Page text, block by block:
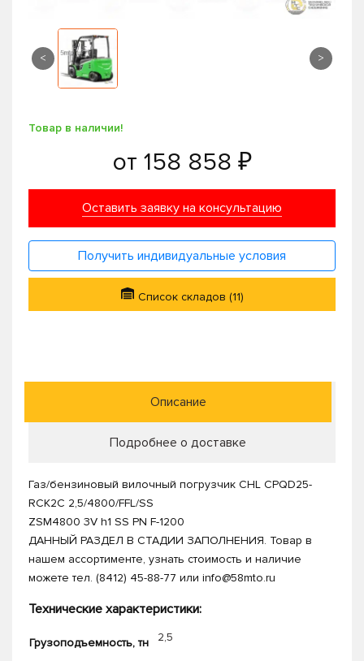
< >
Товар в наличии!
от 158 858 ₽
Оставить заявку на консультацию
Получить индивидуальные условия
Список складов (11)
Описание
Подробнее о доставке
Газ/бензиновый вилочный погрузчик CHL CPQD25-
RCK2C 2,5/4800/FFL/SS
ZSM4800 3V h1 SS PN F-1200
ДАННЫЙ РАЗДЕЛ В СТАДИИ ЗАПОЛНЕНИЯ. Товар в
нашем ассортименте, узнать стоимость и наличие
можете тел. (8412) 45-88-77 или info@58mto.ru
Технические характеристики:
Грузоподъемность, тн 2,5